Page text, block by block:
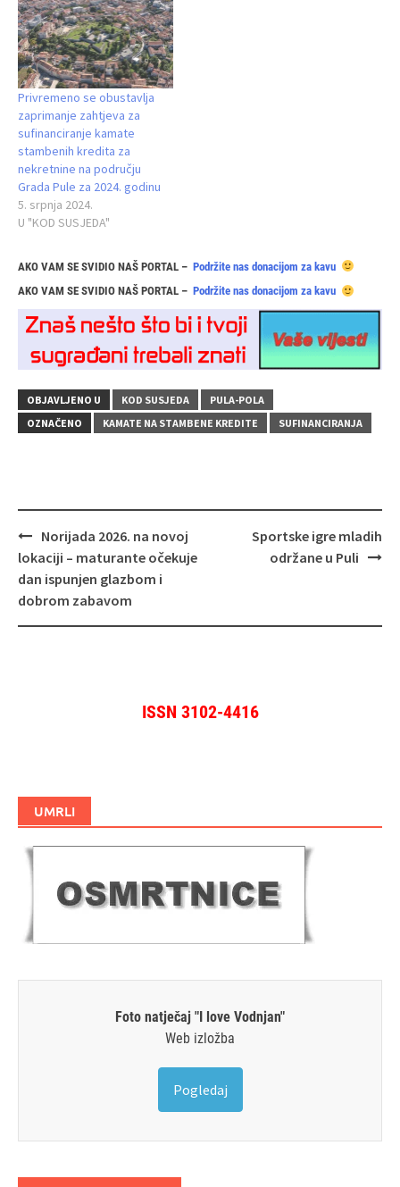
Privremeno se obustavlja
zaprimanje zahtjeva za
sufinanciranje kamate
stambenih kredita za
nekretnine na području
Grada Pule za 2024. godinu
5. srpnja 2024.
U "KOD SUSJEDA"
AKO VAM SE SVIDIO NAŠ PORTAL – Podržite nas donacijom za kavu
AKO VAM SE SVIDIO NAŠ PORTAL – Podržite nas donacijom za kavu
OBJAVLJENO U KOD SUSJEDA
PULA-POLA
OZNAČENO
KAMATE NA STAMBENE KREDITE SUFINANCIRANJA
Navigacija
objava
Norijada 2026. na novoj
lokaciji – maturante očekuje
dan ispunjen glazbom i
dobrom zabavom
Sportske igre mladih
održane u Puli
ISSN 3102-4416
UMRLI
Foto natječaj "I love Vodnjan"
Web izložba
Pogledaj